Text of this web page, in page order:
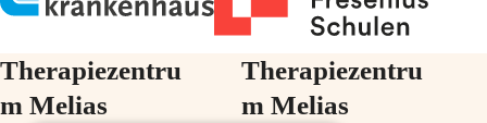
Therapiezentru
m Melias
Therapiezentru
m Melias